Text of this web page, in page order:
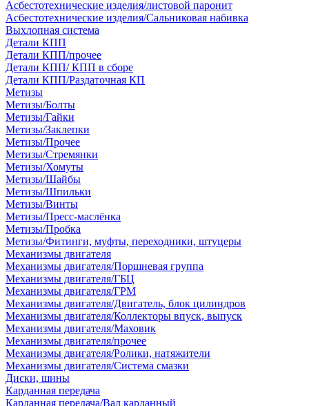
Асбестотехнические изделия/листовой паронит
Асбестотехнические изделия/Сальниковая набивка
Выхлопная система
Детали КПП
Детали КПП/прочее
Детали КПП/ КПП в сборе
Детали КПП/Раздаточная КП
Метизы
Метизы/Болты
Метизы/Гайки
Метизы/Заклепки
Метизы/Прочее
Метизы/Стремянки
Метизы/Хомуты
Метизы/Шайбы
Метизы/Шпильки
Метизы/Винты
Метизы/Пресс-маслёнка
Метизы/Пробка
Метизы/Фитинги, муфты, переходники, штуцеры
Механизмы двигателя
Механизмы двигателя/Поршневая группа
Механизмы двигателя/ГБЦ
Механизмы двигателя/ГРМ
Механизмы двигателя/Двигатель, блок цилиндров
Механизмы двигателя/Коллекторы впуск, выпуск
Механизмы двигателя/Маховик
Механизмы двигателя/прочее
Механизмы двигателя/Ролики, натяжители
Механизмы двигателя/Система смазки
Диски, шины
Карданная передача
Карданная передача/Вал карданный